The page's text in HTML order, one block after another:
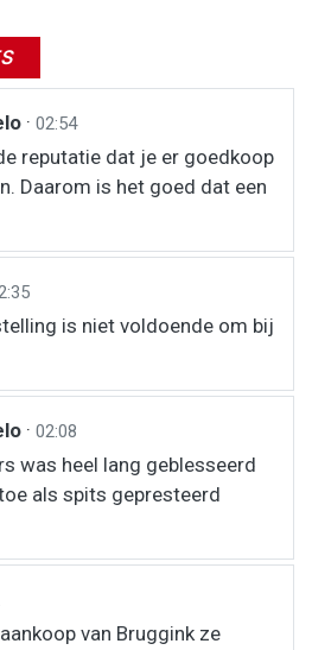
· 02:54
reputatie dat je er goedkoop
Daarom is het goed dat een
is niet voldoende om bij
· 02:08
was heel lang geblesseerd
als spits gepresteerd
van Bruggink ze